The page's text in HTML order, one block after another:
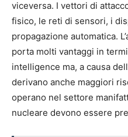
viceversa. I vettori di
fisico, le reti di sensori, i
propagazione automatica.
porta molti vantaggi in
intelligence ma, a causa
derivano anche maggiori
operano nel settore
nucleare devono essere